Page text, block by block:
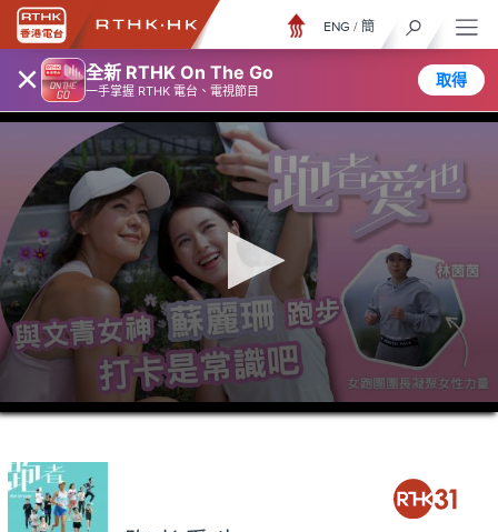
× 全新 RTHK On The Go
一手掌握 RTHK 電台、電視節目
取得
ENG / 簡
0
seconds
minutes,
7
seconds